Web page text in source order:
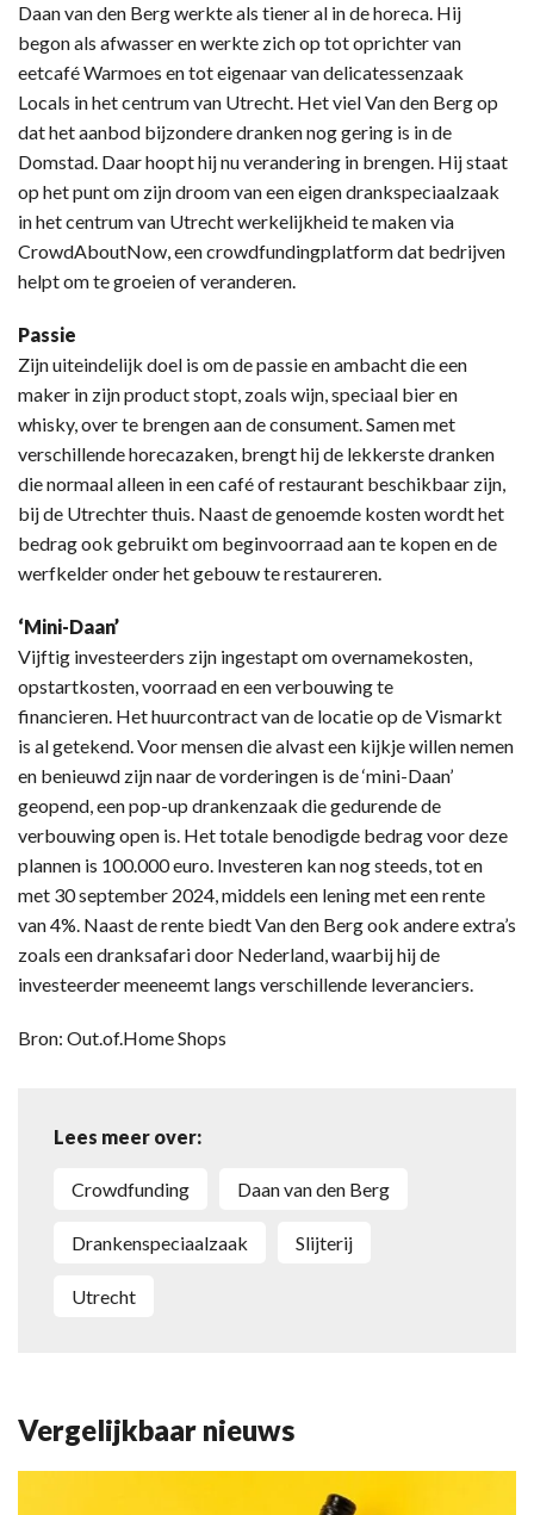
Daan van den Berg werkte als tiener al in de horeca. Hij
begon als afwasser en werkte zich op tot oprichter van
eetcafé Warmoes en tot eigenaar van delicatessenzaak
Locals in het centrum van Utrecht. Het viel Van den Berg op
dat het aanbod bijzondere dranken nog gering is in de
Domstad. Daar hoopt hij nu verandering in brengen. Hij staat
op het punt om zijn droom van een eigen drankspeciaalzaak
in het centrum van Utrecht werkelijkheid te maken via
CrowdAboutNow, een crowdfundingplatform dat bedrijven
helpt om te groeien of veranderen.
Passie
Zijn uiteindelijk doel is om de passie en ambacht die een
maker in zijn product stopt, zoals wijn, speciaal bier en
whisky, over te brengen aan de consument. Samen met
verschillende horecazaken, brengt hij de lekkerste dranken
die normaal alleen in een café of restaurant beschikbaar zijn,
bij de Utrechter thuis. Naast de genoemde kosten wordt het
bedrag ook gebruikt om beginvoorraad aan te kopen en de
werfkelder onder het gebouw te restaureren.
‘Mini-Daan’
Vijftig investeerders zijn ingestapt om overnamekosten,
opstartkosten, voorraad en een verbouwing te
financieren. Het huurcontract van de locatie op de Vismarkt
is al getekend. Voor mensen die alvast een kijkje willen nemen
en benieuwd zijn naar de vorderingen is de ‘mini-Daan’
geopend, een pop-up drankenzaak die gedurende de
verbouwing open is. Het totale benodigde bedrag voor deze
plannen is 100.000 euro. Investeren kan nog steeds, tot en
met 30 september 2024, middels een lening met een rente
van 4%. Naast de rente biedt Van den Berg ook andere extra’s
zoals een dranksafari door Nederland, waarbij hij de
investeerder meeneemt langs verschillende leveranciers.
Bron: Out.of.Home Shops
Lees meer over:
crowdfunding Daan van den Berg
drankenspeciaalzaak Slijterij
Utrecht
Vergelijkbaar nieuws